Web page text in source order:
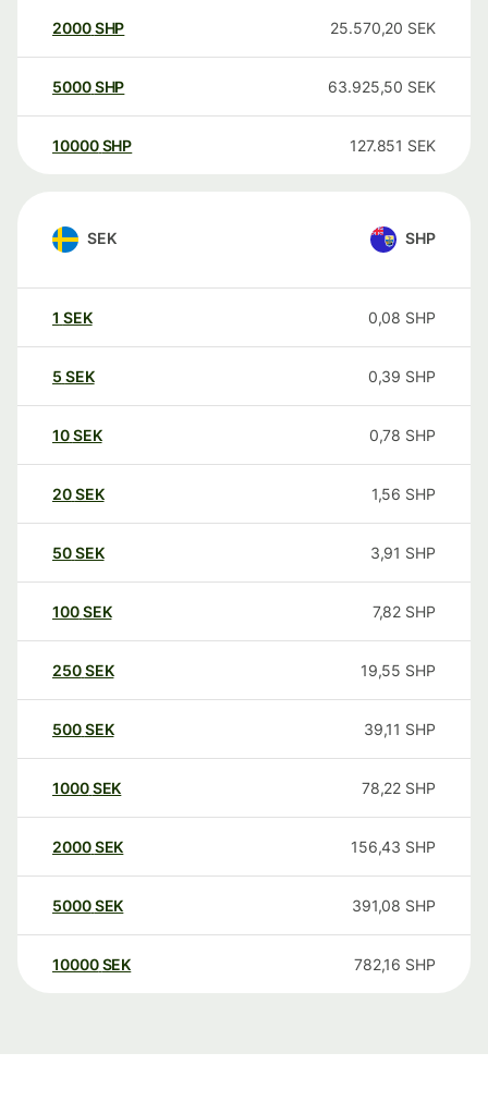
2000SHP 25.570,20 SEK
5000SHP 63.925,50 SEK
10000 SHP 127.851 SEK
SEK SHP
1 SEK 0,08 SHP
5 SEK 0,39 SHP
10SEK 0,78 SHP
20SEK 1,56 SHP
50SEK 3,91 SHP
100SEK 7,82 SHP
250SEK 19,55 SHP
500SEK 39,11 SHP
1000SEK 78,22 SHP
2000SEK 156,43 SHP
5000SEK 391,08 SHP
10000 SEK 782,16 SHP